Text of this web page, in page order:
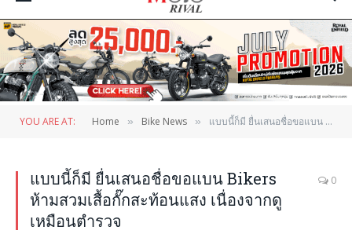
YOU ARE AT: Home » Bike News » แบบนี้ก็มี ยื่นเสนอชื่อขอแบน Bikers ห้ามสวมเสื้อกั๊กสะท้อนแสง เนื่องจากดูเหมือนตำรวจ
แบบนี้ก็มี ยื่นเสนอชื่อขอแบน Bikers
ห้ามสวมเสื้อกั๊กสะท้อนแสง เนื่องจากดู
เหมือนตำรวจ
0